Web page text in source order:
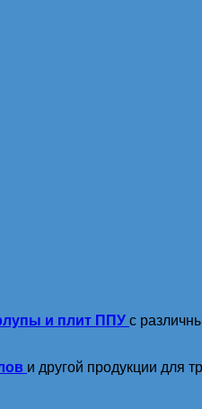
и плит ППУ с
и другой продукции для